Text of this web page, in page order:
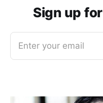
Sign up
Enter your email